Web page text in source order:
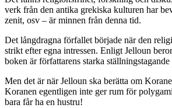
verk från den antika grekiska kulturen har
zenit, osv – är minnen från denna tid.
Det långdragna förfallet började när den
strikt efter egna intressen. Enligt Jelloun
boken är författarens starka
Men det är när Jelloun ska berätta om
Koranen egentligen inte ger rum för
bara får ha en hustru!